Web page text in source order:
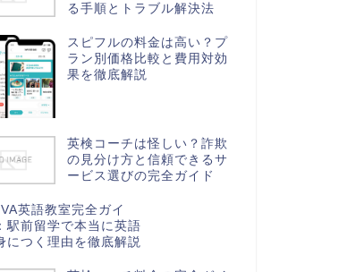
る手順とトラブル解決法
スピフルの料金は高い？プ
ラン別価格比較と費用対効
果を徹底解説
英検コーチは怪しい？詐欺
の見分け方と信頼できるサ
ービス選びの完全ガイド
英語教室完全ガイ
駅前留学で本当に英語
につく理由を徹底解説